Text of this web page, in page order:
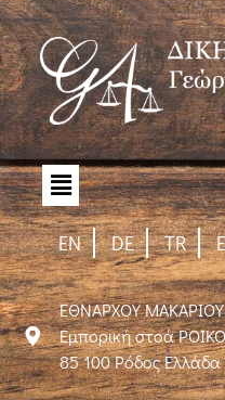
EN DE TR
ΕΘΝΑΡΧΟΥ
Εμπορική στοά
85 100 Ρόδος Ελλάδα